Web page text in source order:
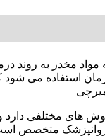
مواد مخدر به روند
استفاده می شود
روش های مختلفی
روانپزشک متخصص